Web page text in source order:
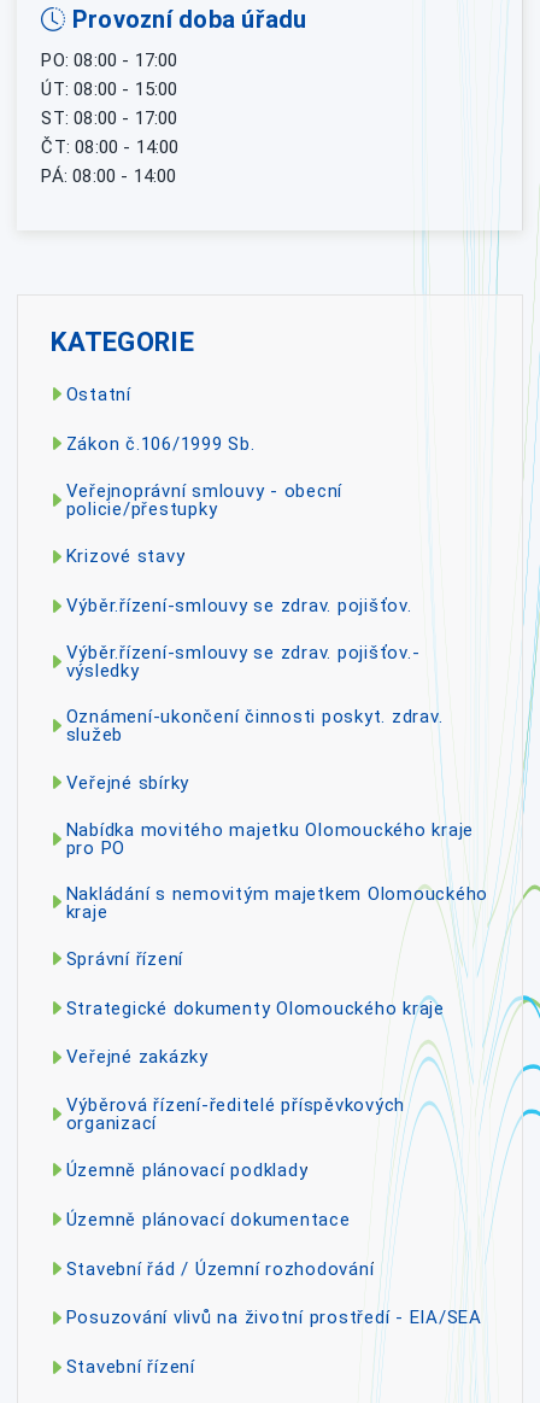
Provozní doba úřadu
PO: 08:00 - 17:00
ÚT: 08:00 - 15:00
ST: 08:00 - 17:00
ČT: 08:00 - 14:00
PÁ: 08:00 - 14:00
KATEGORIE
Ostatní
Zákon č.106/1999 Sb.
Veřejnoprávní smlouvy - obecní
policie/přestupky
Krizové stavy
Výběr.řízení-smlouvy se zdrav. pojišťov.
Výběr.řízení-smlouvy se zdrav. pojišťov.-
výsledky
Oznámení-ukončení činnosti poskyt. zdrav.
služeb
Veřejné sbírky
Nabídka movitého majetku Olomouckého kraje
pro PO
Nakládání s nemovitým majetkem Olomouckého
kraje
Správní řízení
Strategické dokumenty Olomouckého kraje
Veřejné zakázky
Výběrová řízení-ředitelé příspěvkových
organizací
Územně plánovací podklady
Územně plánovací dokumentace
Stavební řád / Územní rozhodování
Posuzování vlivů na životní prostředí - EIA/SEA
Stavební řízení